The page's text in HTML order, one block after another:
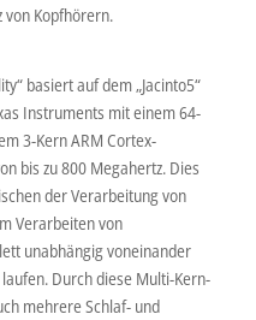
Kopfhörern.
basiert auf dem „Jacinto5“
Instruments mit einem 64-
3-Kern ARM Cortex-
bis zu 800 Megahertz. Dies
der Verarbeitung von
Verarbeiten von
unabhängig voneinander
Durch diese Multi-Kern-
mehrere Schlaf- und